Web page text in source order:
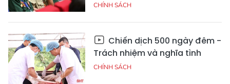
CHÍNH SÁCH
Chiến dịch 500 ngày đêm -
Trách nhiệm và nghĩa tình
CHÍNH SÁCH